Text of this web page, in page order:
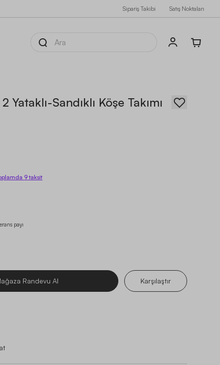
Sipariş Takibi Satış Noktaları
Yataklı-Sandıklı Köşe Takımı
9taksit
payı
Randevu Al Karşılaştır